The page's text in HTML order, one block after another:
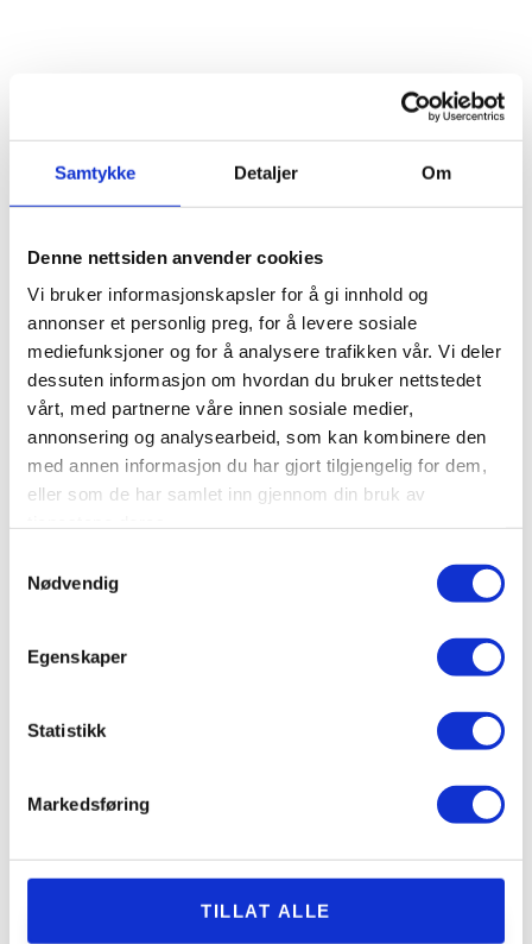
Samtykke Detaljer Om
Denne nettsiden anvender cookies
Vi bruker informasjonskapsler for å gi innhold og
annonser et personlig preg, for å levere sosiale
mediefunksjoner og for å analysere trafikken vår. Vi deler
dessuten informasjon om hvordan du bruker nettstedet
vårt, med partnerne våre innen sosiale medier,
annonsering og analysearbeid, som kan kombinere den
med annen informasjon du har gjort tilgjengelig for dem,
eller som de har samlet inn gjennom din bruk av
Nødvendig
Egenskaper
Statistikk
Markedsføring
TILLAT ALLE
CAFÉ
STATIONEN